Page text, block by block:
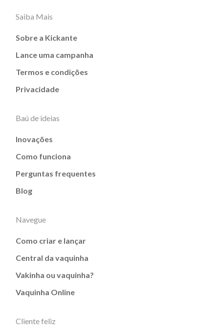
Saiba Mais
Sobre a Kickante
Lance uma campanha
Termos e condições
Privacidade
Baú de ideias
Inovações
Como funciona
Perguntas frequentes
Blog
Navegue
Como criar e lançar
Central da vaquinha
Vakinha ou vaquinha?
Vaquinha Online
Cliente feliz